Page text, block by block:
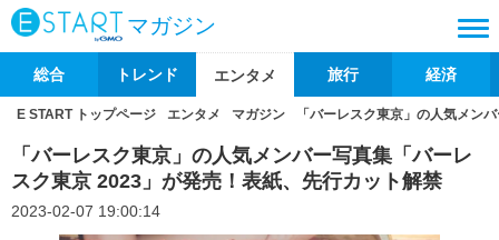
マガジン
総合 トレンド エンタメ 旅行 経済
E START トップページ エンタメ マガジン 「バーレスク東京」の人気メン
「バーレスク東京」の人気メンバー写真集「バーレ
スク東京 2023」が発売！表紙、先行カット解禁
2023-02-07 19:00:14